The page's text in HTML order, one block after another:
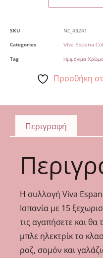
SKU
NC_43241
Categories
Viva Espana
Tag Ημιμόνιμα
Προσθήκη
Περιγραφή
Η συλλογή Viva
Ισπανία με 15
τις αγαπήσετε και θα
μπλε ηλεκτρίκ το
ροζ, σομόν και